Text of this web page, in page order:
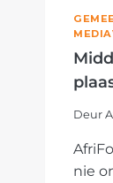
Deur
nie